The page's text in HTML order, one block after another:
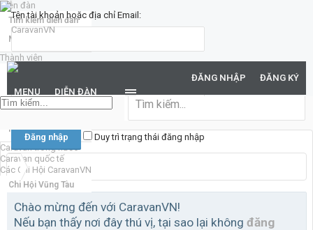
Diễn đàn
Tìm kiếm diễn đàn
Mới nhất
Thành viên
Notable Members
Đang trực tuyến
Hoạt động gần đây
New Profile Posts
Caravan trong nước
Caravan quốc tế
Các Chi Hội CaravanVN
Chi Hội Vũng Tàu
Chi Hội Đồng Nai
Chi Hội Miền Bắc
Tên tài khoản hoặc địa chỉ Email:
Mật khẩu:
Bạn đã quên mật khẩu?
Duy trì trạng thái đăng nhập
MENU DIỄN ĐÀN
ĐĂNG NHẬP ĐĂNG KÝ
Chào mừng đến với CaravanVN!
Nếu bạn thấy nơi đây thú vị, tại sao lại không đăng